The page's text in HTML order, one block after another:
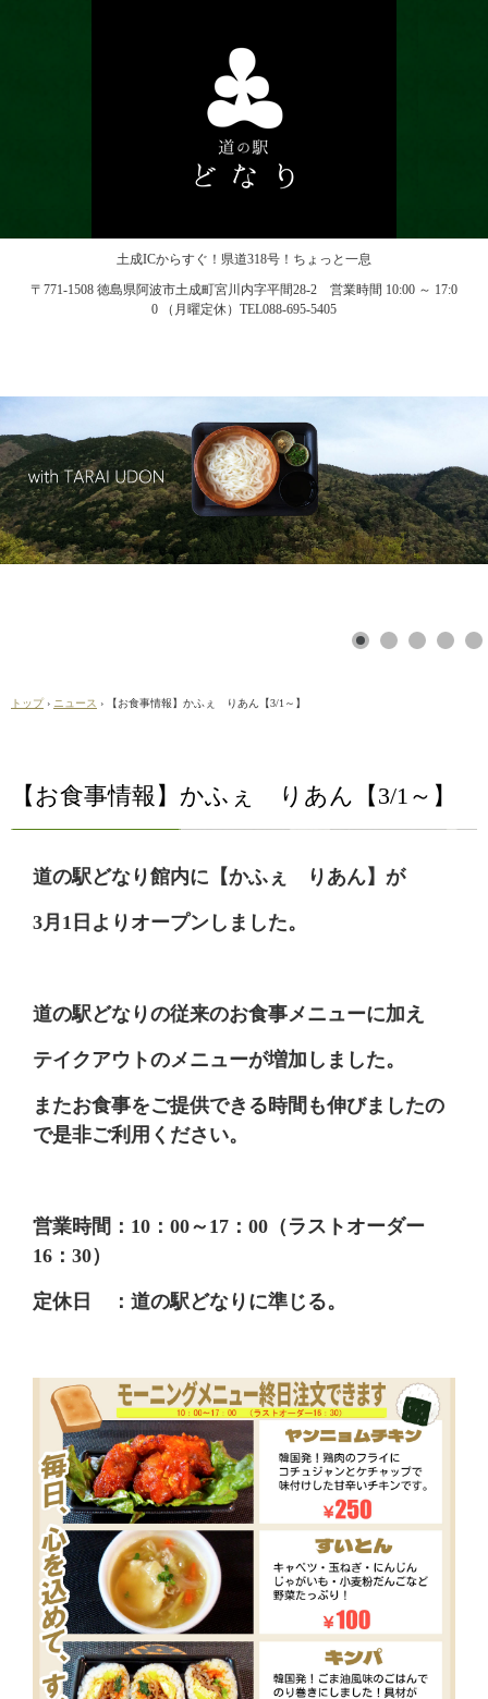
土成ICからすぐ！県道318号！ちょっと一息
〒771-1508 徳島県阿波市土成町宮川内字平間28-2 営業時間 10:00 ～ 17:0
0 （月曜定休）TEL088-695-5405
トップ › ニュース › 【お食事情報】かふぇ りあん【3/1～】
【お食事情報】かふぇ りあん【3/1～】
道の駅どなり館内に【かふぇ りあん】が
3月1日よりオープンしました。
道の駅どなりの従来のお食事メニューに加え
テイクアウトのメニューが増加しました。
またお食事をご提供できる時間も伸びましたの
で是非ご利用ください。
営業時間：10：00～17：00（ラストオーダー
16：30）
定休日 ：道の駅どなりに準じる。